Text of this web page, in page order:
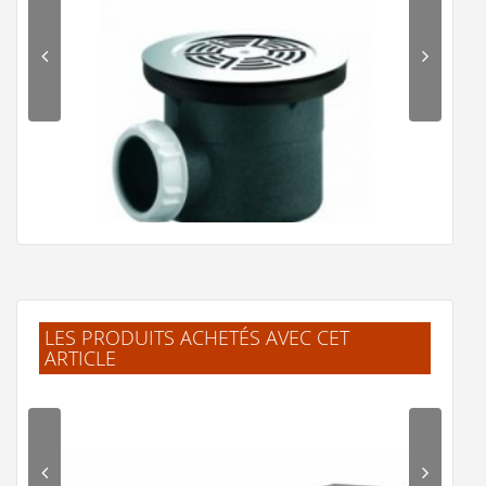
LES PRODUITS ACHETÉS AVEC CET
ARTICLE